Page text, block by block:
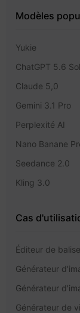
Modèles
Yukie
ChatGPT 5.6 Sol
Claude 5,0
Gemini 3.1 Pro
Perplexité AI
Nano Banane
Seedance 2.0
Kling 3.0
Cas
Éditeur de
Générateur
Générateur
Générateur de